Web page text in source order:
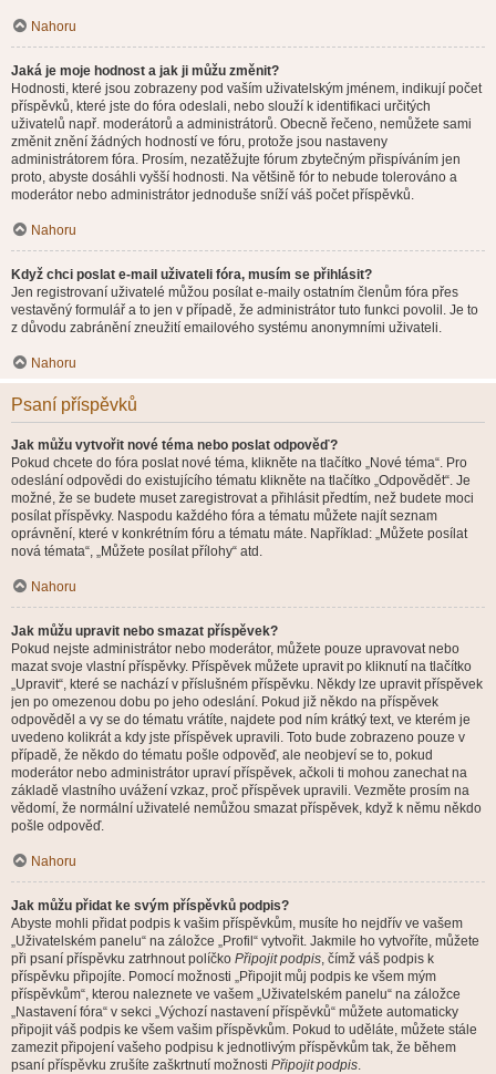
Nahoru
Jaká je moje hodnost a jak ji můžu změnit?
Hodnosti, které jsou zobrazeny pod vaším uživatelským jménem, indikují počet
příspěvků, které jste do fóra odeslali, nebo slouží k identifikaci určitých
uživatelů např. moderátorů a administrátorů. Obecně řečeno, nemůžete sami
změnit znění žádných hodností ve fóru, protože jsou nastaveny
administrátorem fóra. Prosím, nezatěžujte fórum zbytečným přispíváním jen
proto, abyste dosáhli vyšší hodnosti. Na většině fór to nebude tolerováno a
moderátor nebo administrátor jednoduše sníží váš počet příspěvků.
Nahoru
Když chci poslat e-mail uživateli fóra, musím se přihlásit?
Jen registrovaní uživatelé můžou posílat e-maily ostatním členům fóra přes
vestavěný formulář a to jen v případě, že administrátor tuto funkci povolil. Je to
z důvodu zabránění zneužití emailového systému anonymními uživateli.
Nahoru
Psaní příspěvků
Jak můžu vytvořit nové téma nebo poslat odpověď?
Pokud chcete do fóra poslat nové téma, klikněte na tlačítko „Nové téma“. Pro
odeslání odpovědi do existujícího tématu klikněte na tlačítko „Odpovědět“. Je
možné, že se budete muset zaregistrovat a přihlásit předtím, než budete moci
posílat příspěvky. Naspodu každého fóra a tématu můžete najít seznam
oprávnění, které v konkrétním fóru a tématu máte. Například: „Můžete posílat
nová témata“, „Můžete posílat přílohy“ atd.
Nahoru
Jak můžu upravit nebo smazat příspěvek?
Pokud nejste administrátor nebo moderátor, můžete pouze upravovat nebo
mazat svoje vlastní příspěvky. Příspěvek můžete upravit po kliknutí na tlačítko
„Upravit“, které se nachází v příslušném příspěvku. Někdy lze upravit příspěvek
jen po omezenou dobu po jeho odeslání. Pokud již někdo na příspěvek
odpověděl a vy se do tématu vrátíte, najdete pod ním krátký text, ve kterém je
uvedeno kolikrát a kdy jste příspěvek upravili. Toto bude zobrazeno pouze v
případě, že někdo do tématu pošle odpověď, ale neobjeví se to, pokud
moderátor nebo administrátor upraví příspěvek, ačkoli ti mohou zanechat na
základě vlastního uvážení vzkaz, proč příspěvek upravili. Vezměte prosím na
vědomí, že normální uživatelé nemůžou smazat příspěvek, když k němu někdo
pošle odpověď.
Nahoru
Jak můžu přidat ke svým příspěvků podpis?
Abyste mohli přidat podpis k vašim příspěvkům, musíte ho nejdřív ve vašem
„Uživatelském panelu“ na záložce „Profil“ vytvořit. Jakmile ho vytvoříte, můžete
při psaní příspěvku zatrhnout políčko Připojit podpis, čímž váš podpis k
příspěvku připojíte. Pomocí možnosti „Připojit můj podpis ke všem mým
příspěvkům“, kterou naleznete ve vašem „Uživatelském panelu“ na záložce
„Nastavení fóra“ v sekci „Výchozí nastavení příspěvků“ můžete automaticky
připojit váš podpis ke všem vašim příspěvkům. Pokud to uděláte, můžete stále
zamezit připojení vašeho podpisu k jednotlivým příspěvkům tak, že během
psaní příspěvku zrušíte zaškrtnutí možnosti Připojit podpis.